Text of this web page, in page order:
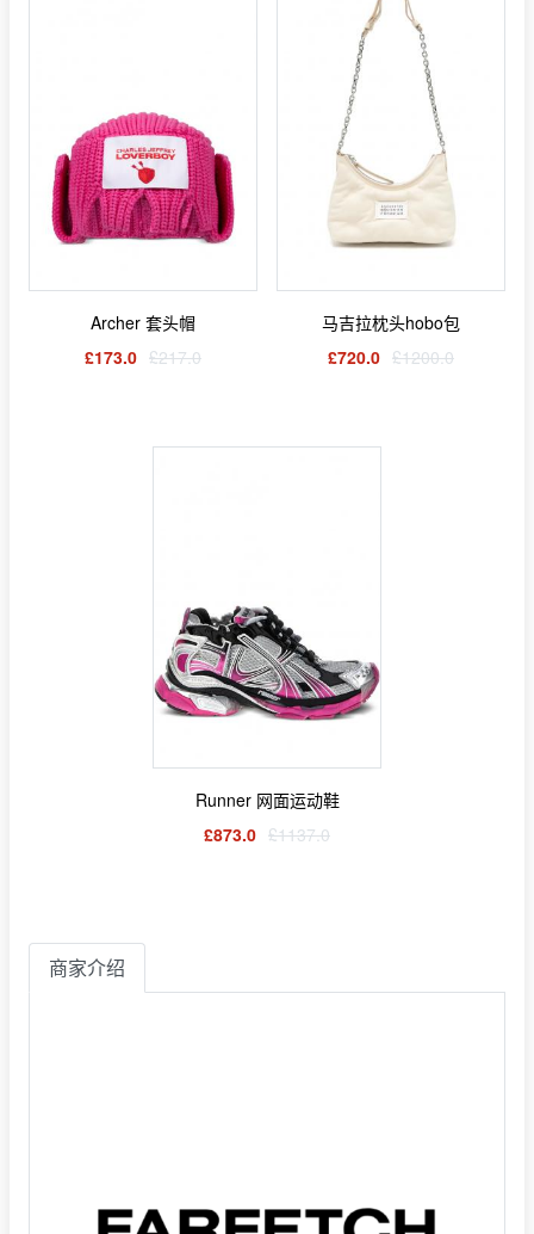
Archer 套头帽
£173.0 £217.0
马吉拉枕头hobo包
£720.0 £1200.0
Runner 网面运动鞋
£873.0 £1137.0
商家介绍